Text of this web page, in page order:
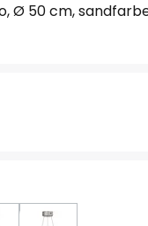
Ø 50 cm,